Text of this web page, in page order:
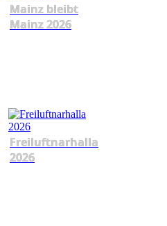
Mainz bleibt
Mainz 2026
Freiluftnarhalla
2026